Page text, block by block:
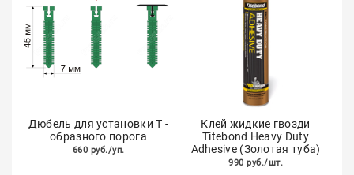
Дюбель для установки Т -
образного порога
660 руб./уп.
Клей жидкие гвозди
Titebond Heavy Duty
Adhesive (Золотая туба)
990 руб./шт.